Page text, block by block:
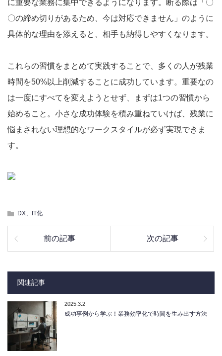
に重要な業務に集中できるようになります。断る際は「〇
〇の締め切りがあるため、今は対応できません」のように
具体的な理由を添えると、相手も納得しやすくなります。
これらの習慣をまとめて実践することで、多くの人が残業
時間を50%以上削減することに成功しています。重要なの
は一度にすべてを変えようとせず、まずは1つの習慣から
始めること。小さな成功体験を積み重ねていけば、残業に
悩まされない理想的なワークスタイルが必ず実現できま
す。
DX、IT化
前の記事 次の記事
関連記事
2025.3.2
成功事例から学ぶ！業務効率化で時間を生み出す方法